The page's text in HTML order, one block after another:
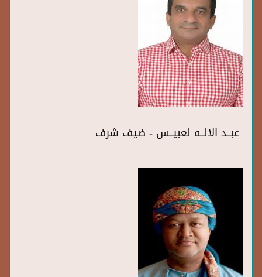
عبــد الالــه لعبيــس - ضيف شرف